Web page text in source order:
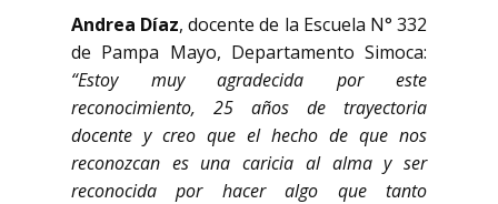
Andrea Díaz, docente de la Escuela N° 332
de Pampa Mayo, Departamento Simoca:
“Estoy muy agradecida por este
reconocimiento, 25 años de trayectoria
docente y creo que el hecho de que nos
reconozcan es una caricia al alma y ser
reconocida por hacer algo que tanto